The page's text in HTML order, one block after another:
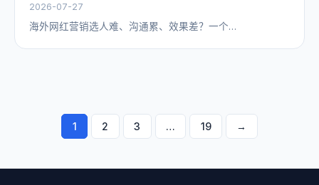
2026-07-27
海外网红营销选人难、沟通累、效果差？一个…
章
航
1 2 3 … 19 →